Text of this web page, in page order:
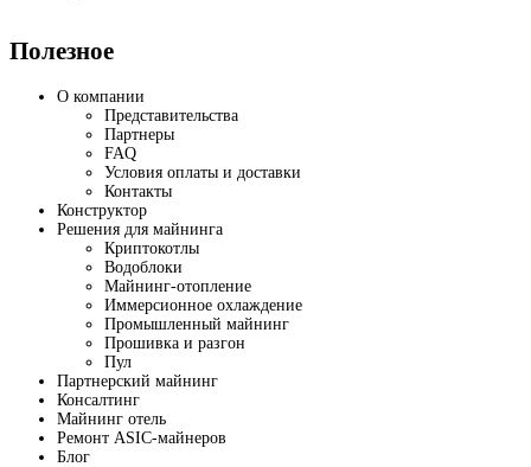
Полезное
О компании
Представительства
Партнеры
FAQ
Условия оплаты и доставки
Контакты
Конструктор
Решения для майнинга
Криптокотлы
Водоблоки
Майнинг-отопление
Иммерсионное охлаждение
Промышленный майнинг
Прошивка и разгон
Пул
Партнерский майнинг
Консалтинг
Майнинг отель
Ремонт ASIC-майнеров
Блог